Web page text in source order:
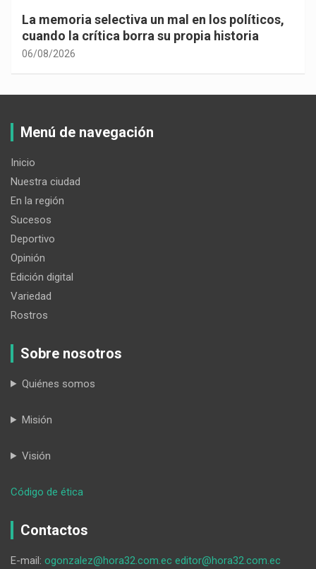
La memoria selectiva un mal en los políticos,
cuando la crítica borra su propia historia
06/08/2026
Menú de navegación
Inicio
Nuestra ciudad
En la región
Sucesos
Deportivo
Opinión
Edición digital
Variedad
Rostros
Sobre nosotros
Quiénes somos
Misión
Visión
Código de ética
reúne
arte
Contactos
E-mail: ogonzalez@hora32.com.ec editor@hora32.com.ec